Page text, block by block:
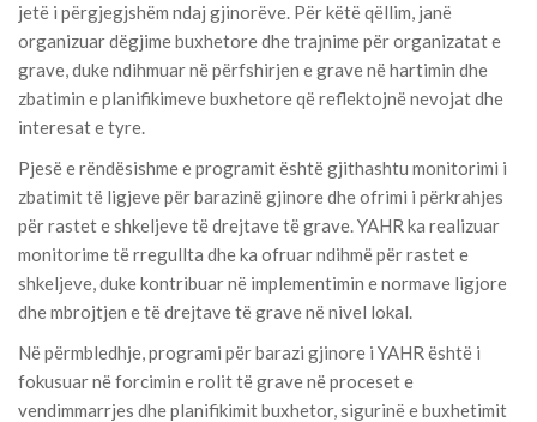
jetë i përgjegjshëm ndaj gjinorëve. Për këtë qëllim, janë
organizuar dëgjime buxhetore dhe trajnime për organizatat e
grave, duke ndihmuar në përfshirjen e grave në hartimin dhe
zbatimin e planifikimeve buxhetore që reflektojnë nevojat dhe
interesat e tyre.
Pjesë e rëndësishme e programit është gjithashtu monitorimi i
zbatimit të ligjeve për barazinë gjinore dhe ofrimi i përkrahjes
për rastet e shkeljeve të drejtave të grave. YAHR ka realizuar
monitorime të rregullta dhe ka ofruar ndihmë për rastet e
shkeljeve, duke kontribuar në implementimin e normave ligjore
dhe mbrojtjen e të drejtave të grave në nivel lokal.
Në përmbledhje, programi për barazi gjinore i YAHR është i
fokusuar në forcimin e rolit të grave në proceset e
vendimmarrjes dhe planifikimit buxhetor, sigurinë e buxhetimit